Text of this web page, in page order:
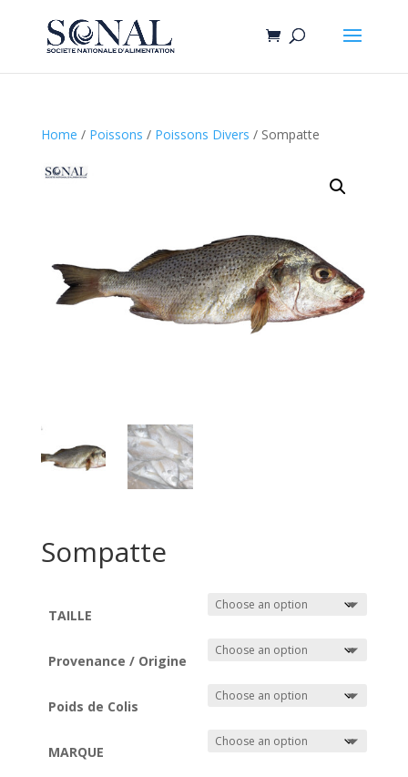
Home / Poissons / Poissons Divers / Sompatte
Sompatte
TAILLE
Provenance / Origine
Poids de Colis
MARQUE